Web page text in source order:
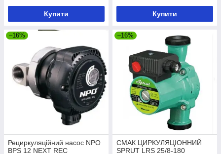
Купити Купити
–16%
Рециркуляційний насос NPO
BPS 12 NEXT REC
–16%
СМАК ЦИРКУЛЯЦІОННИЙ
SPRUT LRS 25/8-180